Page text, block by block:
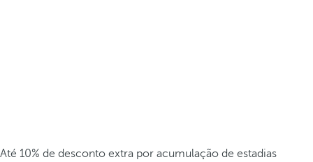
Até 10% de desconto extra por acumulação de estadias